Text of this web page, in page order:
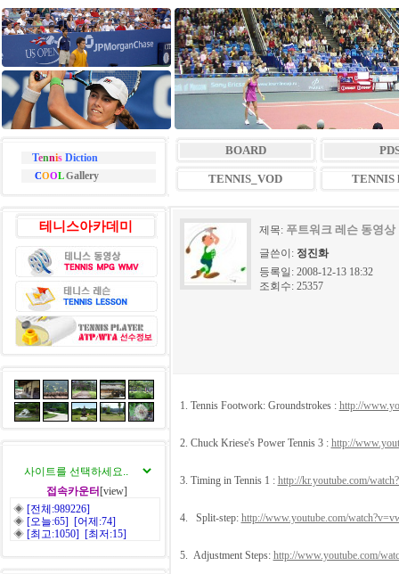
TennisDiction
COOLGallery
BOARD
TENNIS_VOD TENNIS
테니스아카데미
접속카운터 [view]
◈ [전체:989226]
◈ [오늘:65] [어제:74]
◈ [최고:1050] [최저:15]
제목: 푸트워크 레슨 동영상
글쓴이: 정진화
등록일: 2008-12-13 18:32
조회수: 25357
1. Tennis Footwork: Groundstrokes : http://
2. Chuck Kriese's Power Tennis 3 : http://
3. Timing in Tennis 1 : http://kr.youtube.com/
4. Split-step: http://www.youtube.com/
5. Adjustment Steps: http://www.youtube.com/